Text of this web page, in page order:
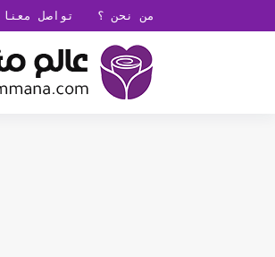
من نحن ؟ تواصل معنا